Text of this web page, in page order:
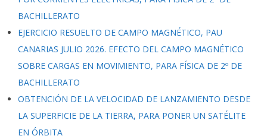
BACHILLERATO
EJERCICIO RESUELTO DE CAMPO MAGNÉTICO, PAU
CANARIAS JULIO 2026. EFECTO DEL CAMPO MAGNÉTICO
SOBRE CARGAS EN MOVIMIENTO, PARA FÍSICA DE 2º DE
BACHILLERATO
OBTENCIÓN DE LA VELOCIDAD DE LANZAMIENTO DESDE
LA SUPERFICIE DE LA TIERRA, PARA PONER UN SATÉLITE
EN ÓRBITA